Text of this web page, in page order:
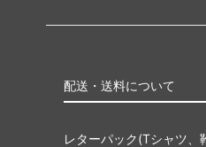
配送・送料について
レターパック(Tシャツ、